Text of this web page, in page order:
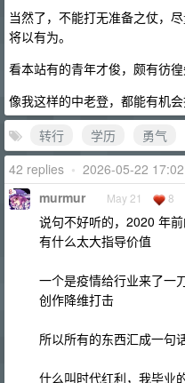
当然了，不能打无准备之仗，
将以有为。
看本站有的青年才俊，颇有彷徨
像我这样的中老登，都能有机
转行
学历
勇气
42 replies • 2026-05-22
murmur May 21 8
说句不好听的，2020 年
有什么太大指导价值
一个是疫情给行业来了一
创作降维打击
所以所有的东西汇成一句
什么叫时代红利，我毕业